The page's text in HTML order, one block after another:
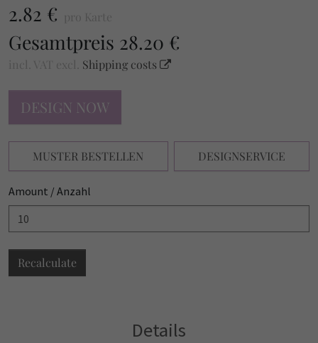
2.82 € pro Karte
Gesamtpreis 28.20 €
incl. VAT excl. Shipping costs
DESIGN NOW
MUSTER BESTELLEN DESIGNSERVICE
Amount / Anzahl
Recalculate
Details